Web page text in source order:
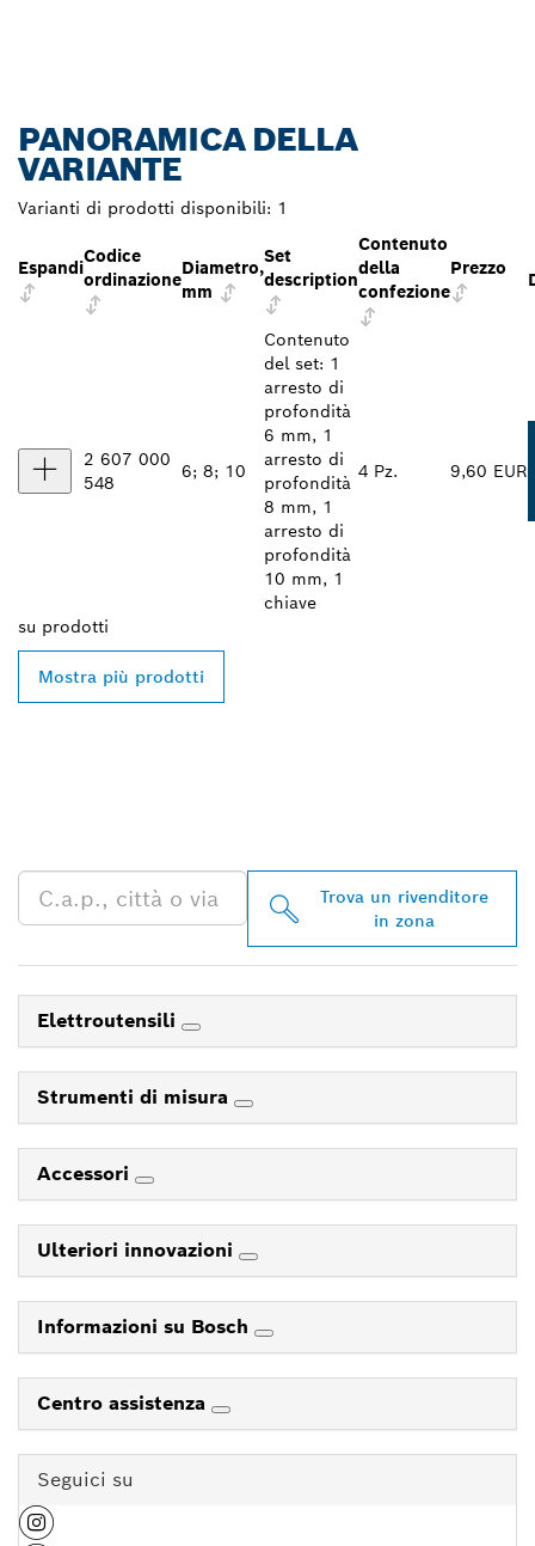
PANORAMICA DELLA
VARIANTE
Varianti di prodotti disponibili: 1
Espandi
Codice
ordinazione
Diametro,
mm
Set
description
Contenuto
della
confezione
Prezzo
2 607 000
548
6; 8; 10
Contenuto
del set: 1
arresto di
profondità
6 mm, 1
arresto di
profondità
8 mm, 1
arresto di
profondità
10 mm, 1
chiave
4 Pz. 9,60 EUR
su prodotti
Mostra più prodotti
Trova un rivenditore
in zona
Elettroutensili
Strumenti di misura
Accessori
Ulteriori innovazioni
Informazioni su Bosch
Centro assistenza
Seguici su